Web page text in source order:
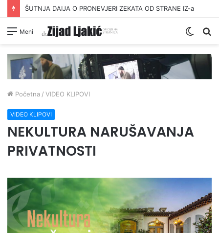
ŠUTNJA DAIJA O PRONEVJERI ZEKATA OD STRANE IZ-a
Meni
Switch
Početna / VIDEO KLIPOVI
VIDEO KLIPOVI
NEKULTURA NARUŠAVANJA
PRIVATNOSTI